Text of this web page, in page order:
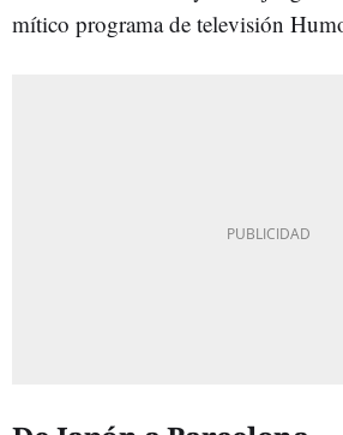
mítico programa de televisión